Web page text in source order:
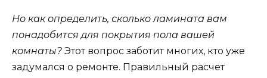
Но как определить, сколько ламината вам
понадобится для покрытия пола вашей
комнаты? Этот вопрос заботит многих, кто уже
задумался о ремонте. Правильный расчет